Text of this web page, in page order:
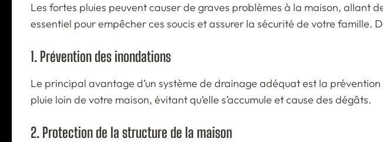
Les fortes pluies peuvent causer de graves problèmes à la maison, allant
essentiel pour empêcher ces soucis et assurer la sécurité de votre
1. Prévention des inondations
Le principal avantage d’un système de drainage adéquat est la
pluie loin de votre maison, évitant qu’elle s’accumule et cause des dégâts.
2. Protection de la structure de la maison